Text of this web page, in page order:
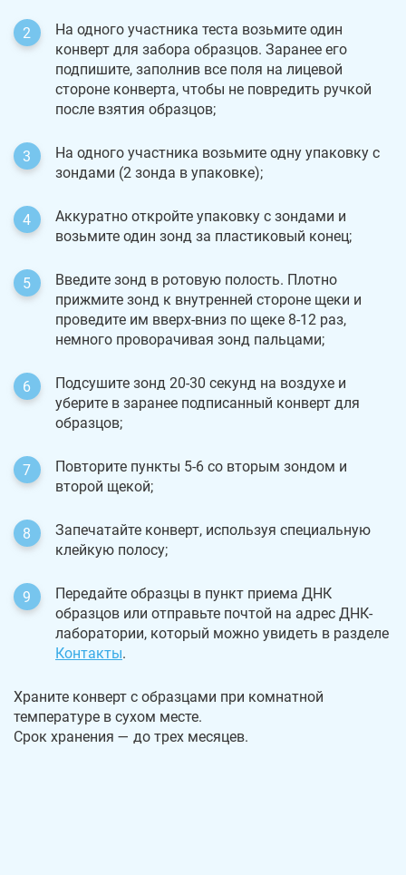
На одного участника теста возьмите один
конверт для забора образцов. Заранее его
подпишите, заполнив все поля на лицевой
стороне конверта, чтобы не повредить ручкой
после взятия образцов;
На одного участника возьмите одну упаковку с
зондами (2 зонда в упаковке);
Аккуратно откройте упаковку с зондами и
возьмите один зонд за пластиковый конец;
Введите зонд в ротовую полость. Плотно
прижмите зонд к внутренней стороне щеки и
проведите им вверх-вниз по щеке 8-12 раз,
немного проворачивая зонд пальцами;
Подсушите зонд 20-30 секунд на воздухе и
уберите в заранее подписанный конверт для
образцов;
Повторите пункты 5-6 со вторым зондом и
второй щекой;
Запечатайте конверт, используя специальную
клейкую полосу;
Передайте образцы в пункт приема ДНК
образцов или отправьте почтой на адрес ДНК-
лаборатории, который можно увидеть в разделе
Контакты.
Храните конверт с образцами при комнатной
температуре в сухом месте.
Срок хранения — до трех месяцев.